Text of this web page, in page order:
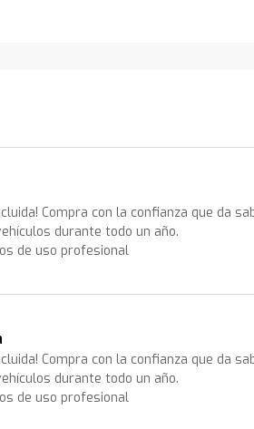
Compra con la confianza que da
durante todo un año.
de uso profesional
Compra con la confianza que da
durante todo un año.
de uso profesional